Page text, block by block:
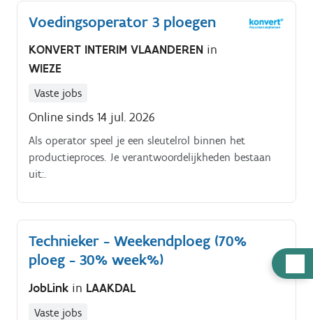
Voedingsoperator 3 ploegen
KONVERT INTERIM VLAANDEREN in
WIEZE
Vaste jobs
Online sinds 14 jul. 2026
Als operator speel je een sleutelrol binnen het
productieproces. Je verantwoordelijkheden bestaan
uit:.
Technieker - Weekendploeg (70%
ploeg - 30% week%)
JobLink in LAAKDAL
Vaste jobs